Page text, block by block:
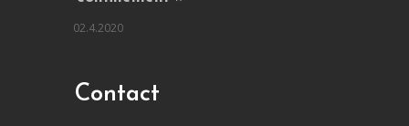
02.4.2020
Contact